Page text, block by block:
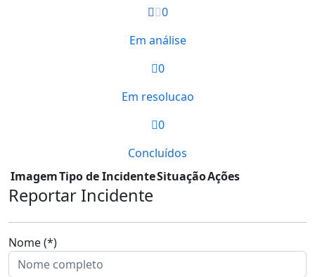
0
Em análise
0
Em resolucao
0
Concluídos
ImagemTipo de IncidenteSituaçãoAções
Reportar Incidente
Nome (*)